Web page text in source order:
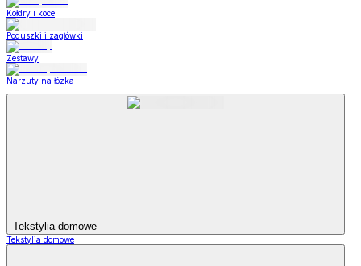
Kołdry i koce
Poduszki i zagłówki
Zestawy
Narzuty na łózka
Tekstylia domowe
Tekstylia domowe